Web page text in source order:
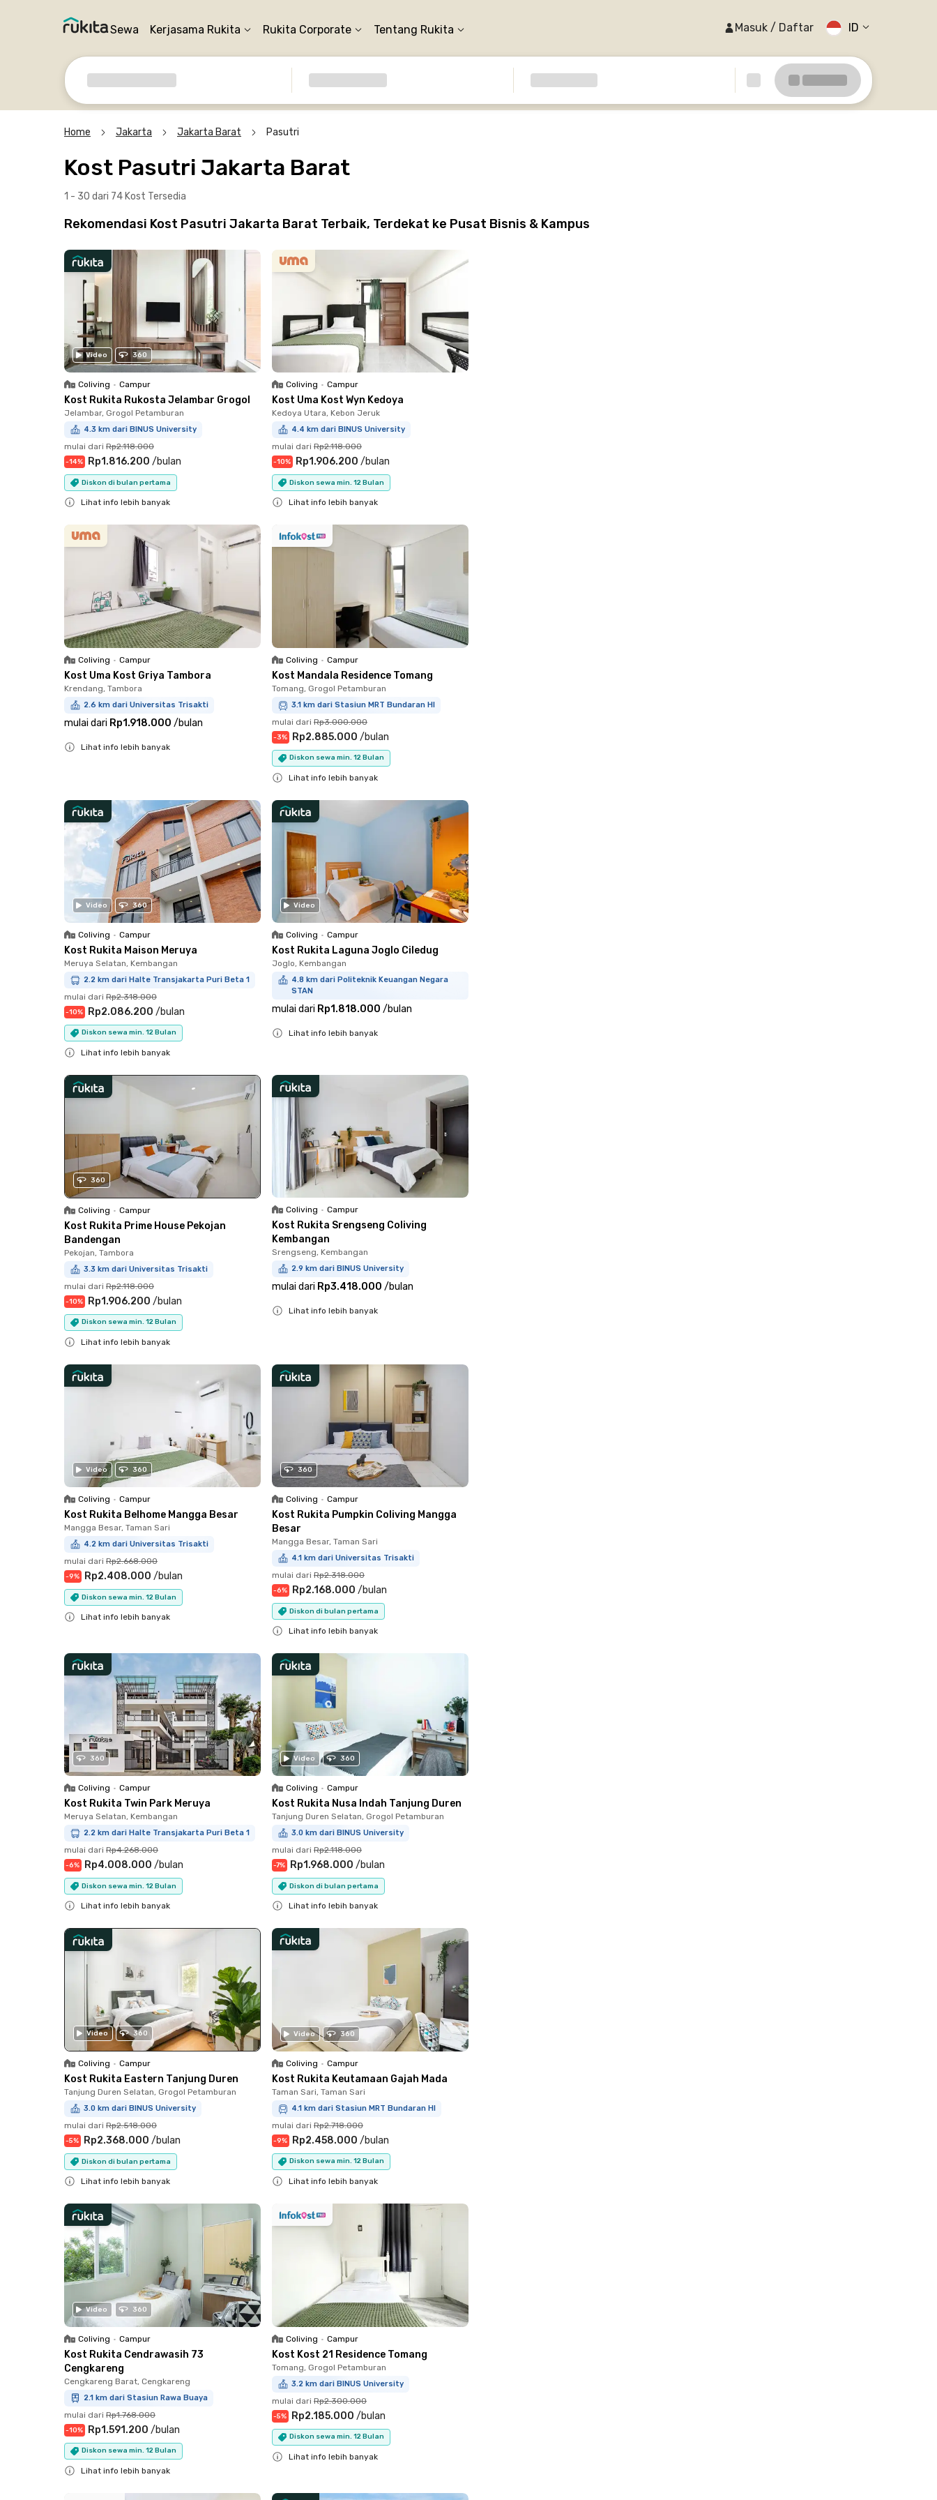
Sewa Kerjasama Rukita Rukita Corporate Tentang Rukita Masuk / Daftar ID
Home Jakarta Jakarta Barat Pasutri
Kost Pasutri Jakarta Barat
1 - 30 dari 74 Kost Tersedia
Rekomendasi Kost Pasutri Jakarta Barat Terbaik, Terdekat ke Pusat Bisnis & Kampus
Video 360
Coliving • Campur
Kost Rukita Rukosta Jelambar Grogol
Jelambar, Grogol Petamburan
4.3 km dari BINUS University
mulai dari Rp2.118.000
-14% Rp1.816.200 /bulan
Diskon di bulan pertama
Lihat info lebih banyak
Coliving • Campur
Kost Uma Kost Wyn Kedoya
Kedoya Utara, Kebon Jeruk
4.4 km dari BINUS University
mulai dari Rp2.118.000
-10% Rp1.906.200 /bulan
Diskon sewa min. 12 Bulan
Lihat info lebih banyak
Coliving • Campur
Kost Uma Kost Griya Tambora
Krendang, Tambora
2.6 km dari Universitas Trisakti
mulai dari Rp1.918.000 /bulan
Lihat info lebih banyak
Coliving • Campur
Kost Mandala Residence Tomang
Tomang, Grogol Petamburan
3.1 km dari Stasiun MRT Bundaran HI
mulai dari Rp3.000.000
-3% Rp2.885.000 /bulan
Diskon sewa min. 12 Bulan
Lihat info lebih banyak
Video 360
Coliving • Campur
Kost Rukita Maison Meruya
Meruya Selatan, Kembangan
2.2 km dari Halte Transjakarta Puri Beta 1
mulai dari Rp2.318.000
-10% Rp2.086.200 /bulan
Diskon sewa min. 12 Bulan
Lihat info lebih banyak
Video
Coliving • Campur
Kost Rukita Laguna Joglo Ciledug
Joglo, Kembangan
4.8 km dari Politeknik Keuangan Negara
STAN
mulai dari Rp1.818.000 /bulan
Lihat info lebih banyak
360
Coliving • Campur
Kost Rukita Prime House Pekojan
Bandengan
Pekojan, Tambora
3.3 km dari Universitas Trisakti
mulai dari Rp2.118.000
-10% Rp1.906.200 /bulan
Diskon sewa min. 12 Bulan
Lihat info lebih banyak
Coliving • Campur
Kost Rukita Srengseng Coliving
Kembangan
Srengseng, Kembangan
2.9 km dari BINUS University
mulai dari Rp3.418.000 /bulan
Lihat info lebih banyak
Video 360
Coliving • Campur
Kost Rukita Belhome Mangga Besar
Mangga Besar, Taman Sari
4.2 km dari Universitas Trisakti
mulai dari Rp2.668.000
-9% Rp2.408.000 /bulan
Diskon sewa min. 12 Bulan
Lihat info lebih banyak
360
Coliving • Campur
Kost Rukita Pumpkin Coliving Mangga
Besar
Mangga Besar, Taman Sari
4.1 km dari Universitas Trisakti
mulai dari Rp2.318.000
-6% Rp2.168.000 /bulan
Diskon di bulan pertama
Lihat info lebih banyak
360
Coliving • Campur
Kost Rukita Twin Park Meruya
Meruya Selatan, Kembangan
2.2 km dari Halte Transjakarta Puri Beta 1
mulai dari Rp4.268.000
-6% Rp4.008.000 /bulan
Diskon sewa min. 12 Bulan
Lihat info lebih banyak
Video 360
Coliving • Campur
Kost Rukita Nusa Indah Tanjung Duren
Tanjung Duren Selatan, Grogol Petamburan
3.0 km dari BINUS University
mulai dari Rp2.118.000
-7% Rp1.968.000 /bulan
Diskon di bulan pertama
Lihat info lebih banyak
Video 360
Coliving • Campur
Kost Rukita Eastern Tanjung Duren
Tanjung Duren Selatan, Grogol Petamburan
3.0 km dari BINUS University
mulai dari Rp2.518.000
-5% Rp2.368.000 /bulan
Diskon di bulan pertama
Lihat info lebih banyak
Video 360
Coliving • Campur
Kost Rukita Keutamaan Gajah Mada
Taman Sari, Taman Sari
4.1 km dari Stasiun MRT Bundaran HI
mulai dari Rp2.718.000
-9% Rp2.458.000 /bulan
Diskon sewa min. 12 Bulan
Lihat info lebih banyak
Video 360
Coliving • Campur
Kost Rukita Cendrawasih 73
Cengkareng
Cengkareng Barat, Cengkareng
2.1 km dari Stasiun Rawa Buaya
mulai dari Rp1.768.000
-10% Rp1.591.200 /bulan
Diskon sewa min. 12 Bulan
Lihat info lebih banyak
Coliving • Campur
Kost Kost 21 Residence Tomang
Tomang, Grogol Petamburan
3.2 km dari BINUS University
mulai dari Rp2.300.000
-5% Rp2.185.000 /bulan
Diskon sewa min. 12 Bulan
Lihat info lebih banyak